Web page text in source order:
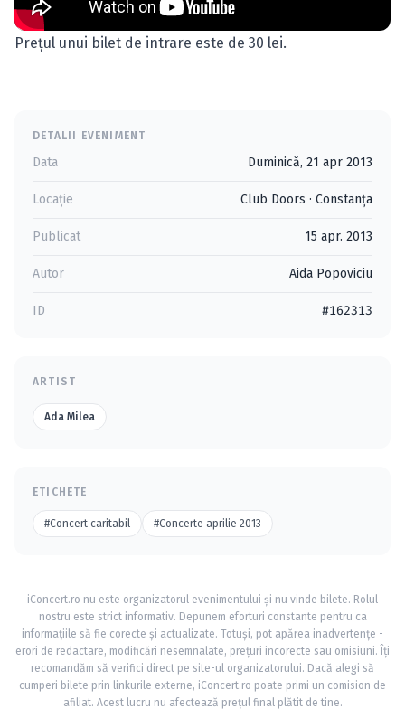
Preţul unui bilet de intrare este de 30 lei.
DETALII EVENIMENT
Data Duminică, 21 apr 2013
Locație Club Doors · Constanţa
Publicat 15 apr. 2013
Autor Aida Popoviciu
ID #162313
ARTIST
Ada Milea
ETICHETE
#Concert caritabil #Concerte aprilie 2013
iConcert.ro nu este organizatorul evenimentului și nu vinde bilete. Rolul
nostru este strict informativ. Depunem eforturi constante pentru ca
informațiile să fie corecte și actualizate. Totuși, pot apărea inadvertențe -
erori de redactare, modificări nesemnalate, prețuri incorecte sau omisiuni. Îți
recomandăm să verifici direct pe site-ul organizatorului. Dacă alegi să
cumperi bilete prin linkurile externe, iConcert.ro poate primi un comision de
afiliat. Acest lucru nu afectează prețul final plătit de tine.